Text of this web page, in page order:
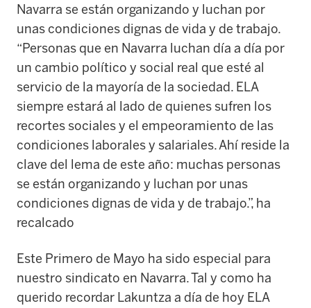
Navarra se están organizando y luchan por
unas condiciones dignas de vida y de trabajo.
“Personas que en Navarra luchan día a día por
un cambio político y social real que esté al
servicio de la mayoría de la sociedad. ELA
siempre estará al lado de quienes sufren los
recortes sociales y el empeoramiento de las
condiciones laborales y salariales. Ahí reside la
clave del lema de este año: muchas personas
se están organizando y luchan por unas
condiciones dignas de vida y de trabajo.”, ha
recalcado
Este Primero de Mayo ha sido especial para
nuestro sindicato en Navarra. Tal y como ha
querido recordar Lakuntza a día de hoy ELA